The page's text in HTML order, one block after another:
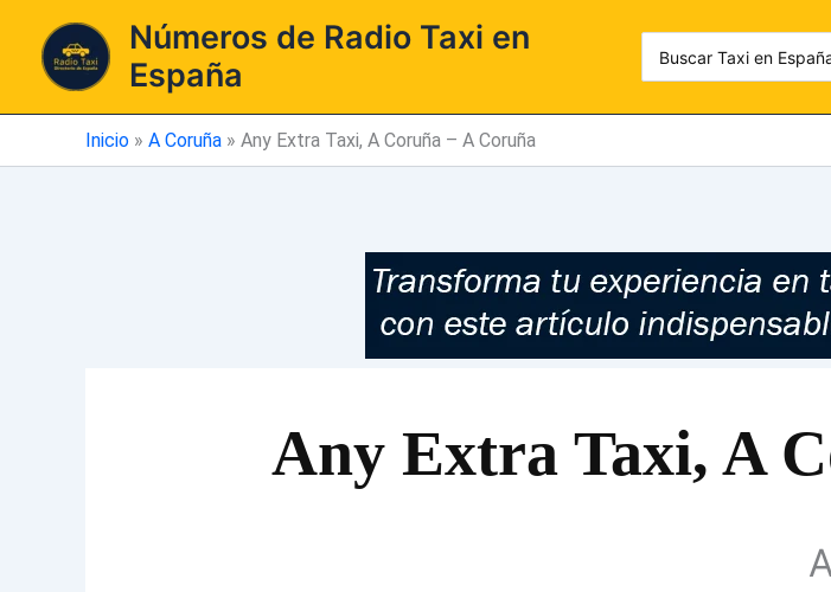
contenido
Números de Radio Taxi en
España
for:
Inicio » A Coruña » Any Extra Taxi, A Coruña – A Coruña
Any Extra Taxi, A